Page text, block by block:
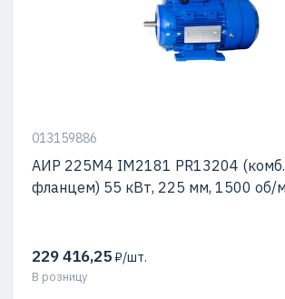
013159886
АИР 225М4 IM2181 PR13204
фланцем) 55 кВт, 225 мм, 1500 об/
229 416,25₽/шт.
В розницу